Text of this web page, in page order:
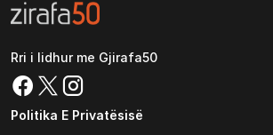
Rri i lidhur me Gjirafa50
Politika E Privatësisë